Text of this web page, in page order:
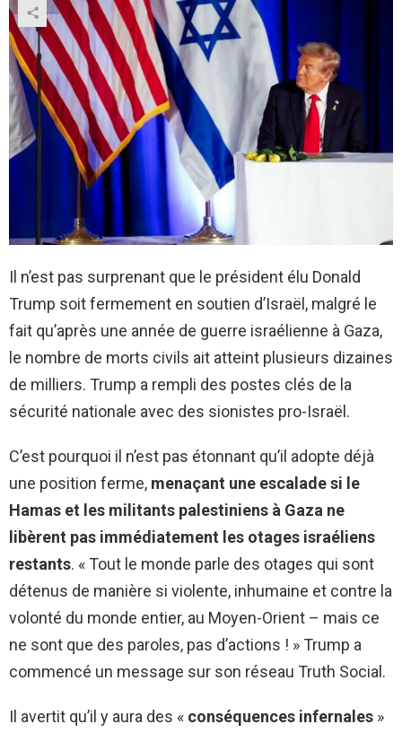
Il n’est pas surprenant que le président élu Donald
Trump soit fermement en soutien d’Israël, malgré le
fait qu’après une année de guerre israélienne à Gaza,
le nombre de morts civils ait atteint plusieurs dizaines
de milliers. Trump a rempli des postes clés de la
sécurité nationale avec des sionistes pro-Israël.
C’est pourquoi il n’est pas étonnant qu’il adopte déjà
une position ferme, menaçant une escalade si le
Hamas et les militants palestiniens à Gaza ne
libèrent pas immédiatement les otages israéliens
restants. « Tout le monde parle des otages qui sont
détenus de manière si violente, inhumaine et contre la
volonté du monde entier, au Moyen-Orient – mais ce
ne sont que des paroles, pas d’actions ! » Trump a
commencé un message sur son réseau Truth Social.
Il avertit qu’il y aura des « conséquences infernales »